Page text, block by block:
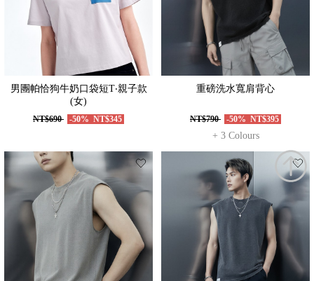
男團帕恰狗牛奶口袋短T‧親子款
(女)
NT$690 -50% NT$345
重磅洗水寬肩背心
NT$790 -50% NT$395
+ 3 Colours